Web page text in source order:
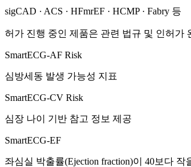
sigCAD · ACS · HFmrEF · HCMP · Fabry 등
허가 진행 중인 제품은 관련 법규 및 인허가
SmartECG-AF Risk
심방세동 발생 가능성 지표
SmartECG-CV Risk
심장 나이 기반 참고 정보 제공
SmartECG-EF
좌심실 박출률(Ejection fraction)이 40보다 작